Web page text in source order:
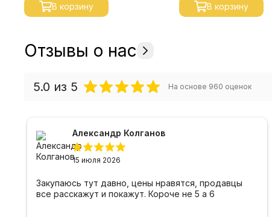
В корзину В корзину
Отзывы о нас
5.0 из 5 На основе 960 оценок
Александр Колганов
15 июля 2026
Закупаюсь тут давно, цены нравятся, продавцы
все расскажут и покажут. Короче не 5 а 6